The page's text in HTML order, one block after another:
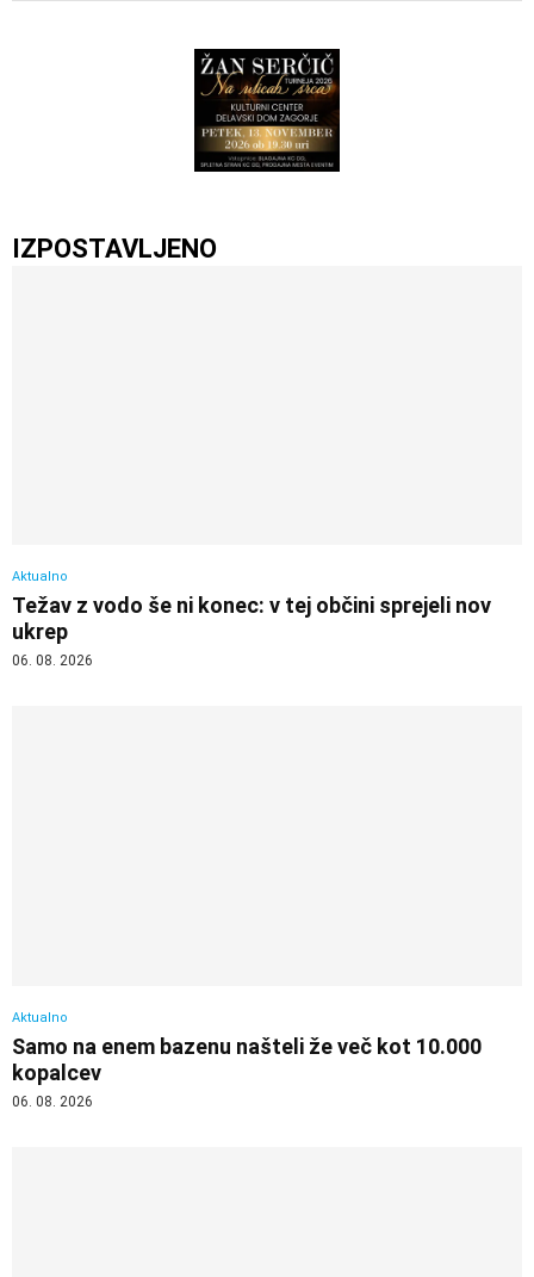
IZPOSTAVLJENO
Aktualno
Težav z vodo še ni konec: v tej občini sprejeli nov
ukrep
06. 08. 2026
Aktualno
Samo na enem bazenu našteli že več kot 10.000
kopalcev
06. 08. 2026